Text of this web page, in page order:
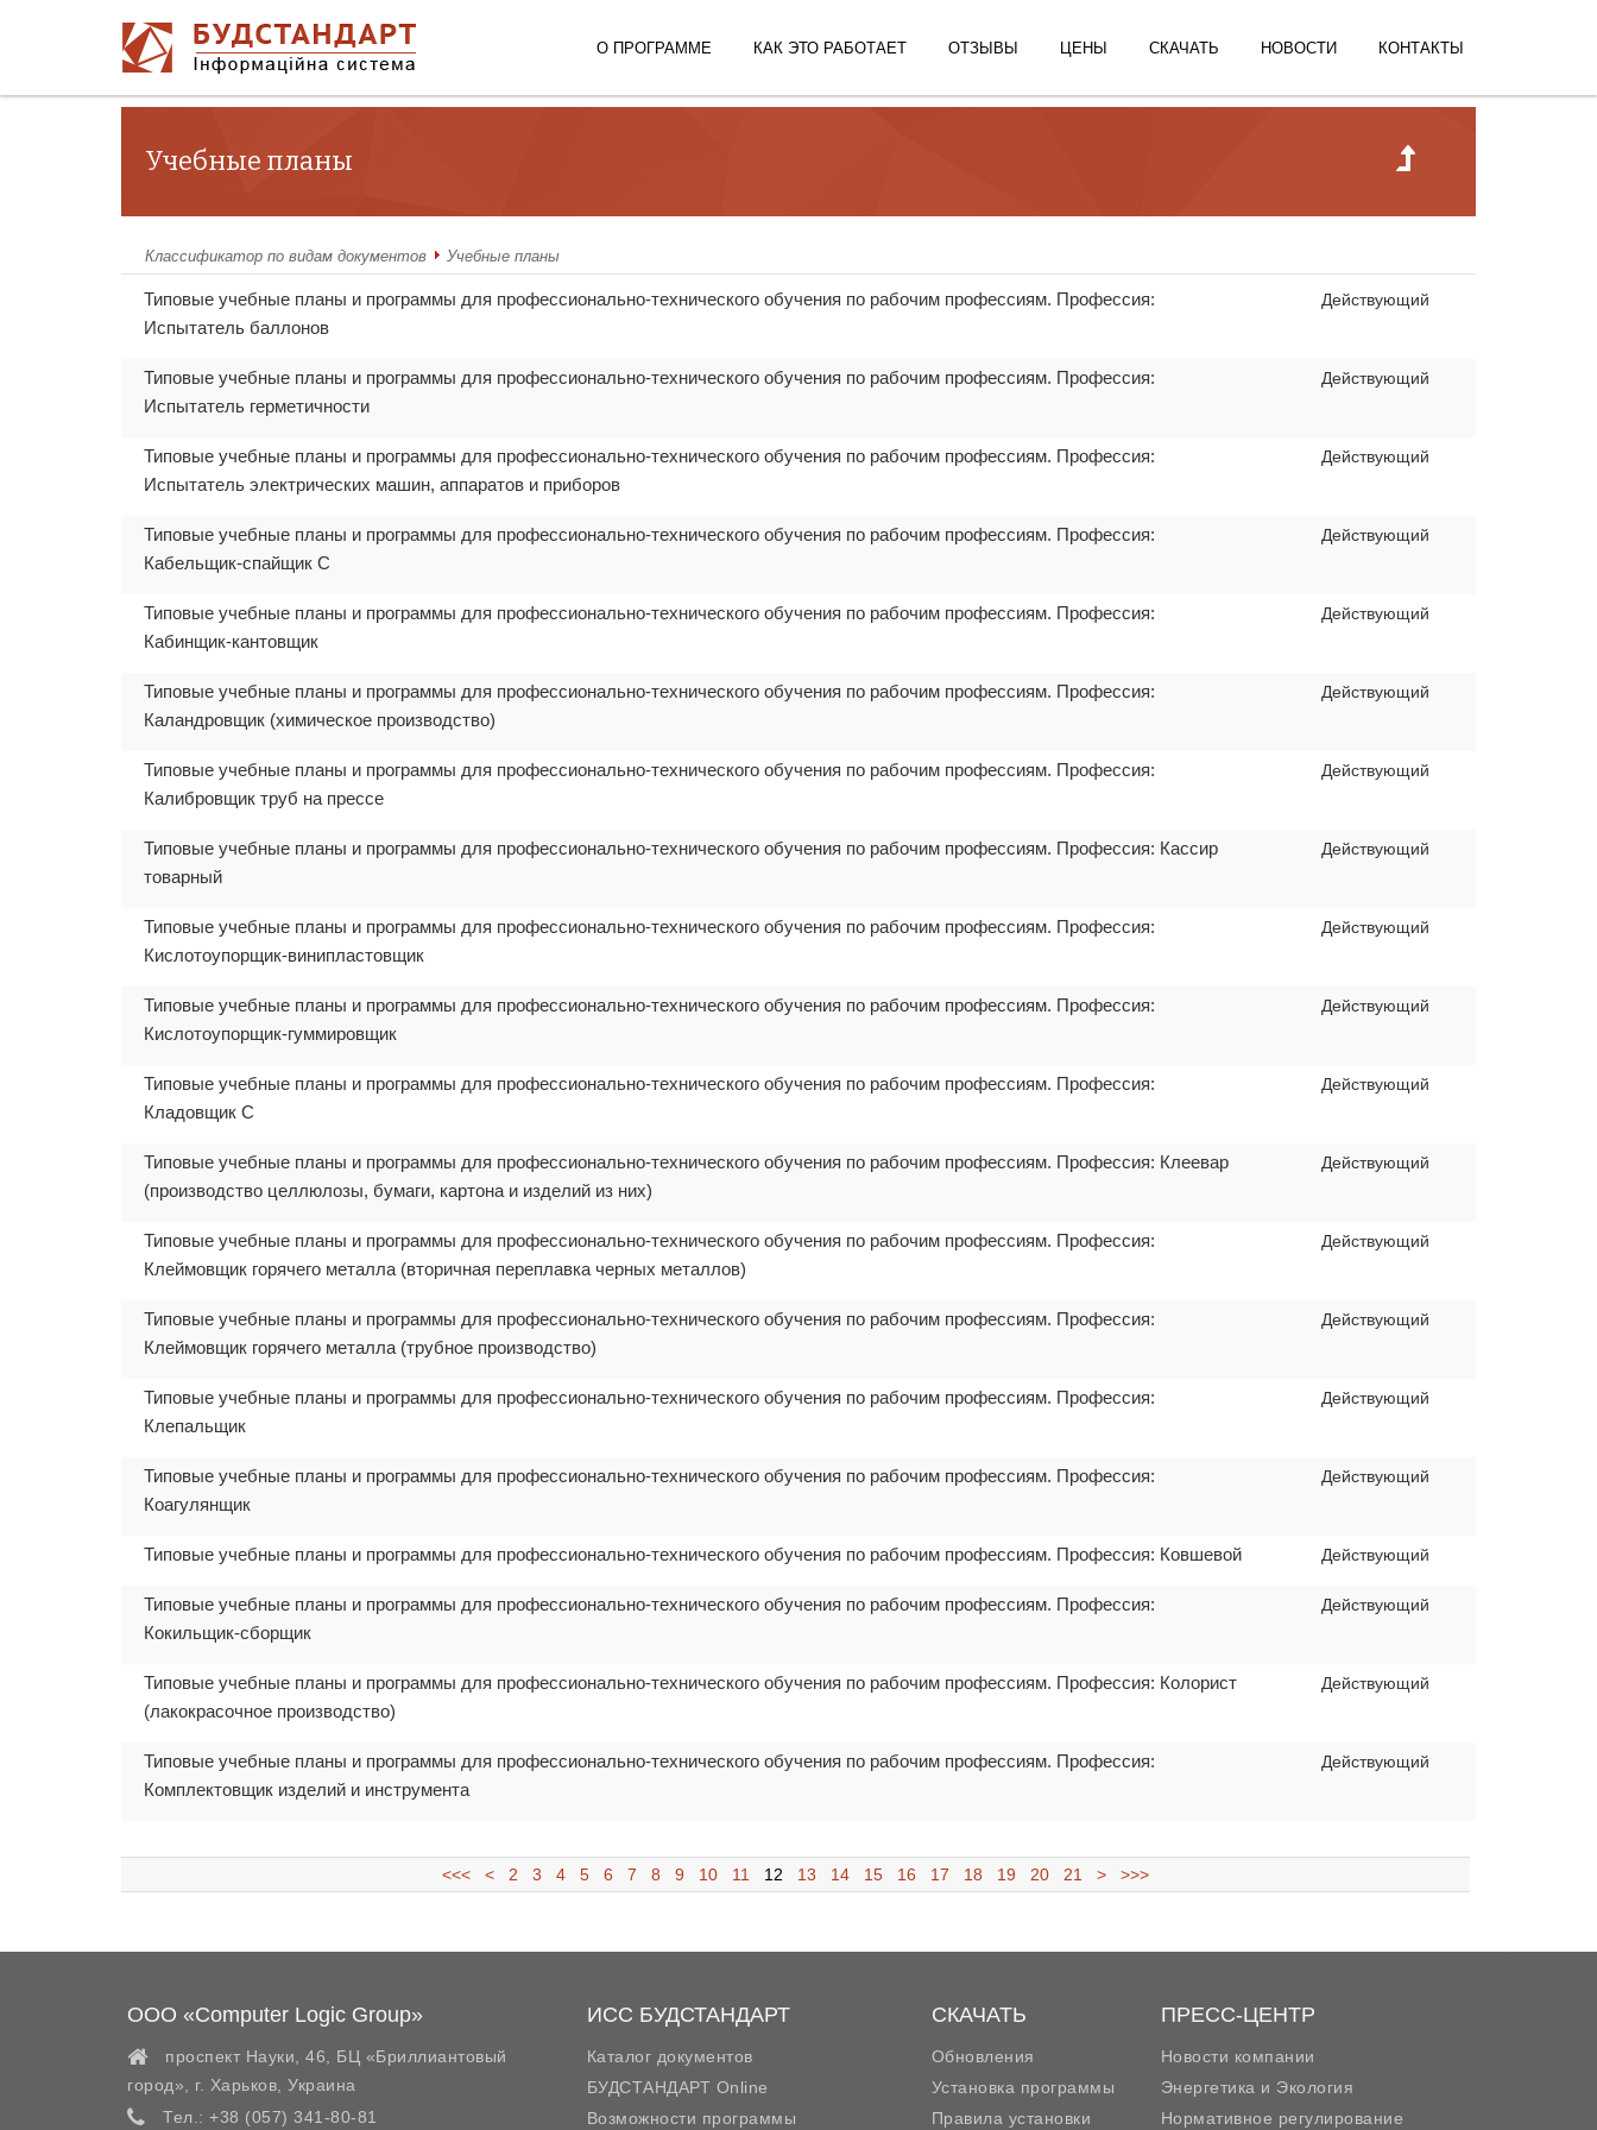
О ПРОГРАММЕ КАК ЭТО РАБОТАЕТ ОТЗЫВЫ ЦЕНЫ СКАЧАТЬ НОВОСТИ КОНТАКТЫ
Учебные планы
Классификатор по видам документов Учебные планы
Типовые учебные планы и программы для профессионально-технического обучения по рабочим профессиям. Профессия:
Испытатель баллонов
Действующий
Типовые учебные планы и программы для профессионально-технического обучения по рабочим профессиям. Профессия:
Испытатель герметичности
Действующий
Типовые учебные планы и программы для профессионально-технического обучения по рабочим профессиям. Профессия:
Испытатель электрических машин, аппаратов и приборов
Действующий
Типовые учебные планы и программы для профессионально-технического обучения по рабочим профессиям. Профессия:
Кабельщик-спайщик С
Действующий
Типовые учебные планы и программы для профессионально-технического обучения по рабочим профессиям. Профессия:
Кабинщик-кантовщик
Действующий
Типовые учебные планы и программы для профессионально-технического обучения по рабочим профессиям. Профессия:
Каландровщик (химическое производство)
Действующий
Типовые учебные планы и программы для профессионально-технического обучения по рабочим профессиям. Профессия:
Калибровщик труб на прессе
Действующий
Типовые учебные планы и программы для профессионально-технического обучения по рабочим профессиям. Профессия: Кассир
товарный
Действующий
Типовые учебные планы и программы для профессионально-технического обучения по рабочим профессиям. Профессия:
Кислотоупорщик-винипластовщик
Действующий
Типовые учебные планы и программы для профессионально-технического обучения по рабочим профессиям. Профессия:
Кислотоупорщик-гуммировщик
Действующий
Типовые учебные планы и программы для профессионально-технического обучения по рабочим профессиям. Профессия:
Кладовщик С
Действующий
Типовые учебные планы и программы для профессионально-технического обучения по рабочим профессиям. Профессия: Клеевар
(производство целлюлозы, бумаги, картона и изделий из них)
Действующий
Типовые учебные планы и программы для профессионально-технического обучения по рабочим профессиям. Профессия:
Клеймовщик горячего металла (вторичная переплавка черных металлов)
Действующий
Типовые учебные планы и программы для профессионально-технического обучения по рабочим профессиям. Профессия:
Клеймовщик горячего металла (трубное производство)
Действующий
Типовые учебные планы и программы для профессионально-технического обучения по рабочим профессиям. Профессия:
Клепальщик
Действующий
Типовые учебные планы и программы для профессионально-технического обучения по рабочим профессиям. Профессия:
Коагулянщик
Действующий
Типовые учебные планы и программы для профессионально-технического обучения по рабочим профессиям. Профессия: Ковшевой Действующий
Типовые учебные планы и программы для профессионально-технического обучения по рабочим профессиям. Профессия:
Кокильщик-сборщик
Действующий
Типовые учебные планы и программы для профессионально-технического обучения по рабочим профессиям. Профессия: Колорист
(лакокрасочное производство)
Действующий
Типовые учебные планы и программы для профессионально-технического обучения по рабочим профессиям. Профессия:
Комплектовщик изделий и инструмента
Действующий
<<< < 2 3 4 5 6 7 8 9 10 11 12 13 14 15 16 17 18 19 20 21 > >>>
ООО «Computer Logic Group»
проспект Науки, 46, БЦ «Бриллиантовый
город»,
г. Харьков Украина
Тел.: +38 (057) 341-80-81
ИСС БУДСТАНДАРТ
Каталог документов
БУДСТАНДАРТ Online
Возможности программы
СКАЧАТЬ
Обновления
Установка программы
Правила установки
ПРЕСС-ЦЕНТР
Новости компании
Энергетика и Экология
Нормативное регулирование